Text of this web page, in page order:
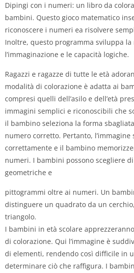
Dipingi con i numeri: un libro da
bambini. Questo gioco matematico
riconoscere i numeri ea risolvere
Inoltre, questo programma sviluppa la
l’immaginazione e le capacità logiche.
Ragazzi e ragazze di tutte le età
modalità di colorazione è adatta ai
compresi quelli dell’asilo e dell’età
immagini semplici e riconoscibili che
il bambino seleziona la forma
numero corretto. Pertanto, l’immagine
correttamente e il bambino
numeri. I bambini possono scegliere
geometriche e
pittogrammi oltre ai numeri. Un
distinguere un quadrato da un
triangolo.
I bambini in età scolare
di colorazione. Qui l’immagine è
di elementi, rendendo così difficile in
determinare ciò che raffigura. I